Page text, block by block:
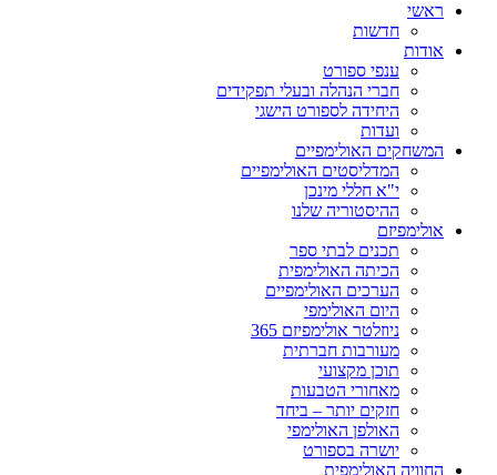
ראשי
חדשות
אודות
ענפי ספורט
חברי הנהלה ובעלי תפקידים
היחידה לספורט הישגי
ועדות
המשחקים האולימפיים
המדליסטים האולימפיים
י"א חללי מינכן
ההיסטוריה שלנו
אולימפיזם
תכנים לבתי ספר
הכיתה האולימפית
הערכים האולימפיים
היום האולימפי
ניוזלטר אולימפיזם 365
מעורבות חברתית
תוכן מקצועי
מאחורי הטבעות
חזקים יותר – ביחד
האולפן האולימפי
יושרה בספורט
החוויה האולימפית